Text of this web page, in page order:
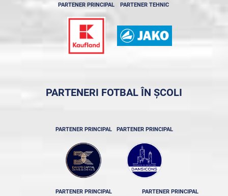
PARTENER PRINCIPAL PARTENER TEHNIC
PARTENERI FOTBAL ÎN ȘCOLI
PARTENER PRINCIPAL PARTENER PRINCIPAL
PARTENER PRINCIPAL PARTENER PRINCIPAL